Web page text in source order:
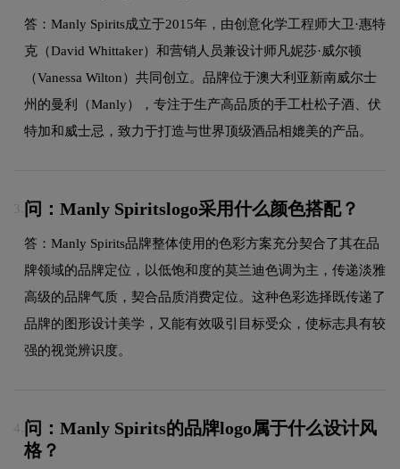
答：Manly Spirits成立于2015年，由创意化学工程师大卫·惠特
克（David Whittaker）和营销人员兼设计师凡妮莎·威尔顿
（Vanessa Wilton）共同创立。品牌位于澳大利亚新南威尔士
州的曼利（Manly），专注于生产高品质的手工杜松子酒、伏
特加和威士忌，致力于打造与世界顶级酒品相媲美的产品。
3. 问：Manly Spiritslogo采用什么颜色搭配？
答：Manly Spirits品牌整体使用的色彩方案充分契合了其在品
牌领域的品牌定位，以低饱和度的莫兰迪色调为主，传递淡雅
高级的品牌气质，契合品质消费定位。这种色彩选择既传递了
品牌的图形设计美学，又能有效吸引目标受众，使标志具有较
强的视觉辨识度。
4. 问：Manly Spirits的品牌logo属于什么设计风
格？